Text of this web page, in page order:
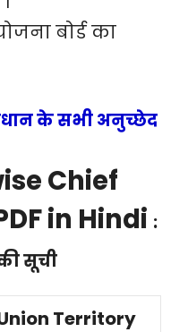
बोर्ड का
के सभी अनुच्छेद
Chief
in Hindi :
सूची
Territory